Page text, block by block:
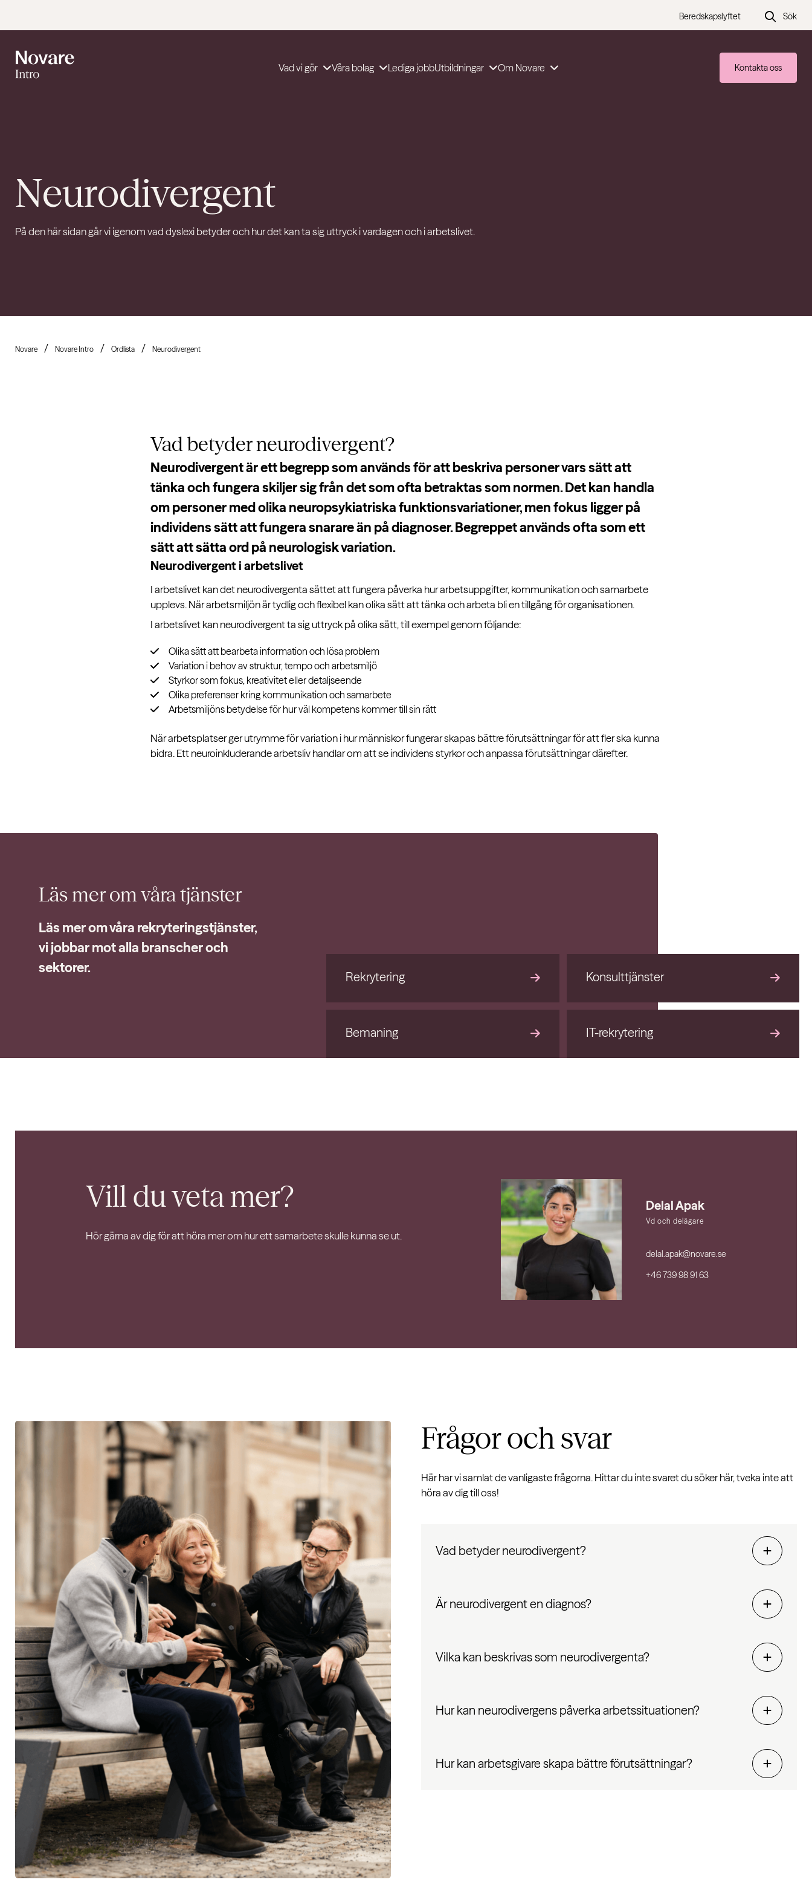
Beredskapslyftet Sök
Vad vi gör Våra bolag Lediga jobbUtbildningar Om Novare Kontakta oss
Neurodivergent
På den här sidan går vi igenom vad dyslexi betyder och hur det kan ta sig uttryck i vardagen och i arbetslivet.
Novare Novare Intro Ordlista Neurodivergent
Vad betyderneurodivergent?
Neurodivergent är ett begrepp som används för att beskriva personer vars sätt att
tänka och fungera skiljer sig från det som ofta betraktas som normen. Det kan handla
om personer med olika neuropsykiatriska funktionsvariationer, men fokus ligger på
individens sätt att fungera snarare än på diagnoser. Begreppet används ofta som ett
sätt att sätta ord på neurologisk variation.
Neurodivergent i arbetslivet
I arbetslivet kan det neurodivergenta sättet att fungera påverka hur arbetsuppgifter, kommunikation och samarbete
upplevs. När arbetsmiljön är tydlig och flexibel kan olika sätt att tänka och arbeta bli en tillgång för organisationen.
I arbetslivet kan neurodivergent ta sig uttryck på olika sätt, till exempel genom följande:
Olika sätt att bearbeta information och lösa problem
Variation i behov av struktur, tempo och arbetsmiljö
Styrkor som fokus, kreativitet eller detaljseende
Olika preferenser kring kommunikation och samarbete
Arbetsmiljöns betydelse för hur väl kompetens kommer till sin rätt
När arbetsplatser ger utrymme för variation i hur människor fungerar skapas bättre förutsättningar för att fler ska kunna
bidra. Ett neuroinkluderande arbetsliv handlar om att se individens styrkor och anpassa förutsättningar därefter.
Läs mer om våra tjänster
Läs mer om våra rekryteringstjänster,
vi jobbar mot alla branscher och
sektorer.
Rekrytering Konsulttjänster
Bemaning IT-rekrytering
Vill du veta mer?
Hör gärna av dig för att höra mer om hur ett samarbete skulle kunna se ut.
Delal Apak
Vd och delägare
delal.apak@novare.se
+46 739 98 91 63
Frågor och svar
Här har vi samlat de vanligaste frågorna. Hittar du inte svaret du söker här, tveka inte att
höra av dig till oss!
Vad betyder neurodivergent?
Är neurodivergent en diagnos?
Vilka kan beskrivas som neurodivergenta?
Hur kan neurodivergens påverka arbetssituationen?
Hur kan arbetsgivare skapa bättre förutsättningar?